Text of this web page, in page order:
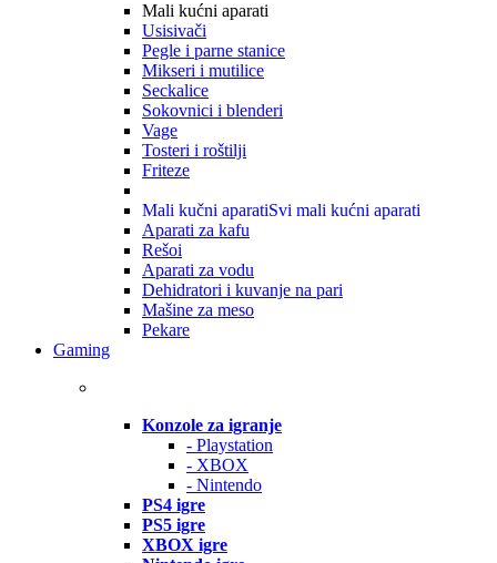
Mali kućni aparati
Usisivači
Pegle i parne stanice
Mikseri i mutilice
Seckalice
Sokovnici i blenderi
Vage
Tosteri i roštilji
Friteze
Mali kučni aparatiSvi mali kućni aparati
Aparati za kafu
Rešoi
Aparati za vodu
Dehidratori i kuvanje na pari
Mašine za meso
Pekare
Gaming
Konzole za igranje
- Playstation
- XBOX
- Nintendo
PS4 igre
PS5 igre
XBOX igre